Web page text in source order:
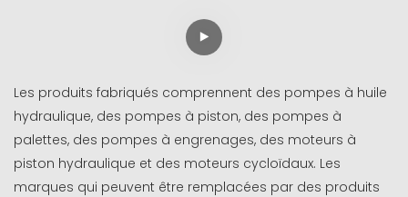
Les produits fabriqués comprennent des pompes à huile
hydraulique, des pompes à piston, des pompes à
palettes, des pompes à engrenages, des moteurs à
piston hydraulique et des moteurs cycloïdaux. Les
marques qui peuvent être remplacées par des produits